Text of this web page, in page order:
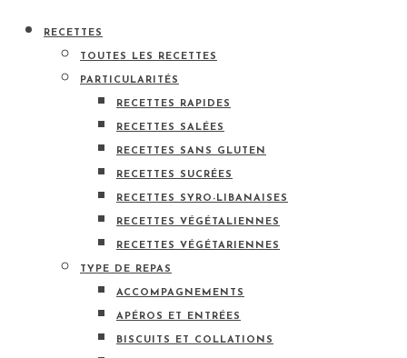
RECETTES
TOUTES LES RECETTES
PARTICULARITÉS
RECETTES RAPIDES
RECETTES SALÉES
RECETTES SANS GLUTEN
RECETTES SUCRÉES
RECETTES SYRO-LIBANAISES
RECETTES VÉGÉTALIENNES
RECETTES VÉGÉTARIENNES
TYPE DE REPAS
ACCOMPAGNEMENTS
APÉROS ET ENTRÉES
BISCUITS ET COLLATIONS